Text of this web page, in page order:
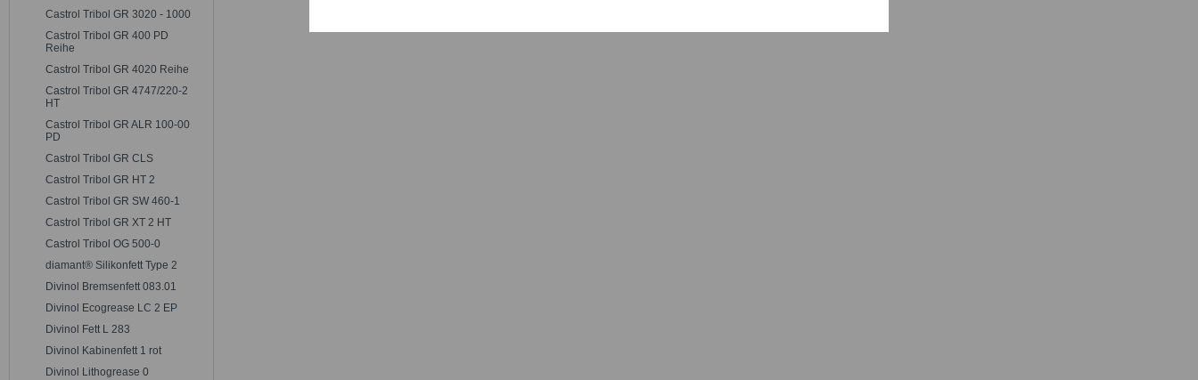
Castrol Tribol GR 3020 - 1000
Castrol Tribol GR 400 PD
Reihe
Castrol Tribol GR 4020 Reihe
Castrol Tribol GR 4747/220-2
HT
Castrol Tribol GR ALR 100-00
PD
Castrol Tribol GR CLS
Castrol Tribol GR HT 2
Castrol Tribol GR SW 460-1
Castrol Tribol GR XT 2 HT
Castrol Tribol OG 500-0
diamant® Silikonfett Type 2
Divinol Bremsenfett 083.01
Divinol Ecogrease LC 2 EP
Divinol Fett L 283
Divinol Kabinenfett 1 rot
Divinol Lithogrease 0